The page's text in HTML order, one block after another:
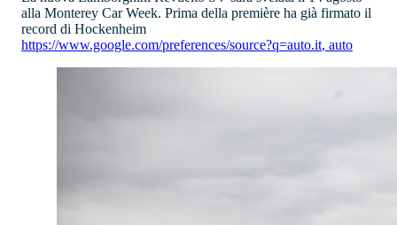
alla Monterey Car Week. Prima della première ha già firmato il
record di Hockenheim
https://www.google.com/preferences/source?q=auto.it, auto